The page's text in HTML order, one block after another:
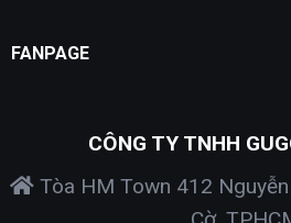
FANPAGE
CÔNG TY TNHH
Tòa HM Town 412 Nguyễn